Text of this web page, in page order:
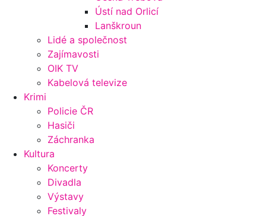
Ústí nad Orlicí
Lanškroun
Lidé a společnost
Zajímavosti
OIK TV
Kabelová televize
Krimi
Policie ČR
Hasiči
Záchranka
Kultura
Koncerty
Divadla
Výstavy
Festivaly